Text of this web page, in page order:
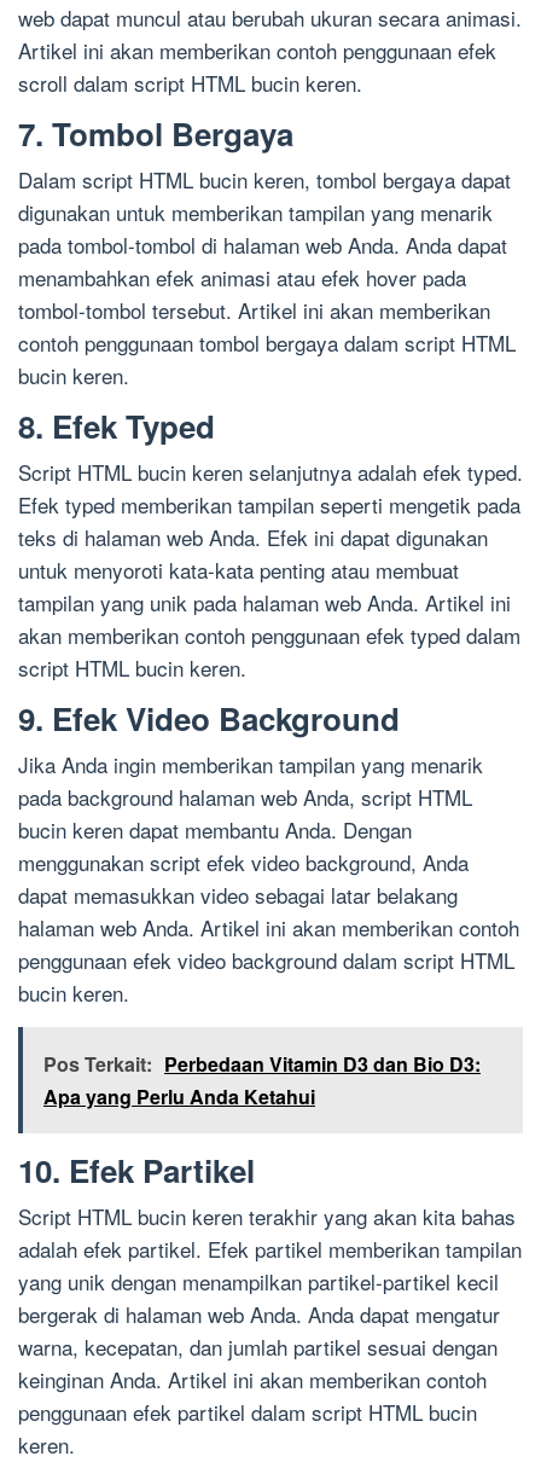
web dapat muncul atau berubah ukuran secara animasi.
Artikel ini akan memberikan contoh penggunaan efek
scroll dalam script HTML bucin keren.
7. Tombol Bergaya
Dalam script HTML bucin keren, tombol bergaya dapat
digunakan untuk memberikan tampilan yang menarik
pada tombol-tombol di halaman web Anda. Anda dapat
menambahkan efek animasi atau efek hover pada
tombol-tombol tersebut. Artikel ini akan memberikan
contoh penggunaan tombol bergaya dalam script HTML
bucin keren.
8. Efek Typed
Script HTML bucin keren selanjutnya adalah efek typed.
Efek typed memberikan tampilan seperti mengetik pada
teks di halaman web Anda. Efek ini dapat digunakan
untuk menyoroti kata-kata penting atau membuat
tampilan yang unik pada halaman web Anda. Artikel ini
akan memberikan contoh penggunaan efek typed dalam
script HTML bucin keren.
9. Efek Video Background
Jika Anda ingin memberikan tampilan yang menarik
pada background halaman web Anda, script HTML
bucin keren dapat membantu Anda. Dengan
menggunakan script efek video background, Anda
dapat memasukkan video sebagai latar belakang
halaman web Anda. Artikel ini akan memberikan contoh
penggunaan efek video background dalam script HTML
bucin keren.
Pos Terkait: Perbedaan Vitamin D3 dan Bio D3:
Apa yang Perlu Anda Ketahui
10. Efek Partikel
Script HTML bucin keren terakhir yang akan kita bahas
adalah efek partikel. Efek partikel memberikan tampilan
yang unik dengan menampilkan partikel-partikel kecil
bergerak di halaman web Anda. Anda dapat mengatur
warna, kecepatan, dan jumlah partikel sesuai dengan
keinginan Anda. Artikel ini akan memberikan contoh
penggunaan efek partikel dalam script HTML bucin
keren.